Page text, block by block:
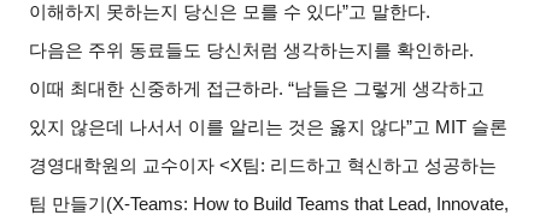
이해하지 못하는지 당신은 모를 수 있다”고 말한다.
다음은 주위 동료들도 당신처럼 생각하는지를 확인하라.
이때 최대한 신중하게 접근하라. “남들은 그렇게 생각하고
있지 않은데 나서서 이를 알리는 것은 옳지 않다”고 MIT 슬론
경영대학원의 교수이자 <X팀: 리드하고 혁신하고 성공하는
팀 만들기(X-Teams: How to Build Teams that Lead, Innovate,